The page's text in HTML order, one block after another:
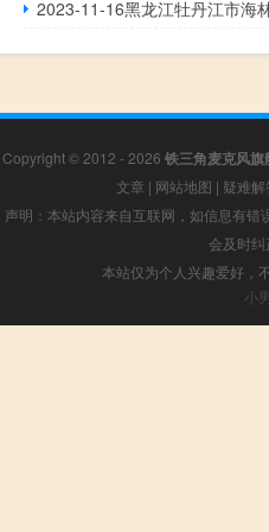
2023-11-16黑龙江牡丹江市海
Copyright © 2012 - 2026 铁三角麦克风旗
文章 | 网站地图 | 疑难解
声明：本站内容来自互联网，如信息有
会及时
本站仅为个人兴趣爱好，
小